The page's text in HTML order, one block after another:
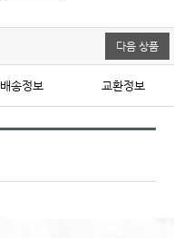
다음 상품
배송정보 교환정보